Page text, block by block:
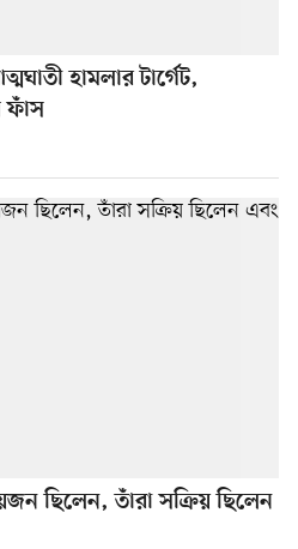
হামলার টার্গেট,
ফাঁস
ছিলেন, তাঁরা সক্রিয় ছিলেন